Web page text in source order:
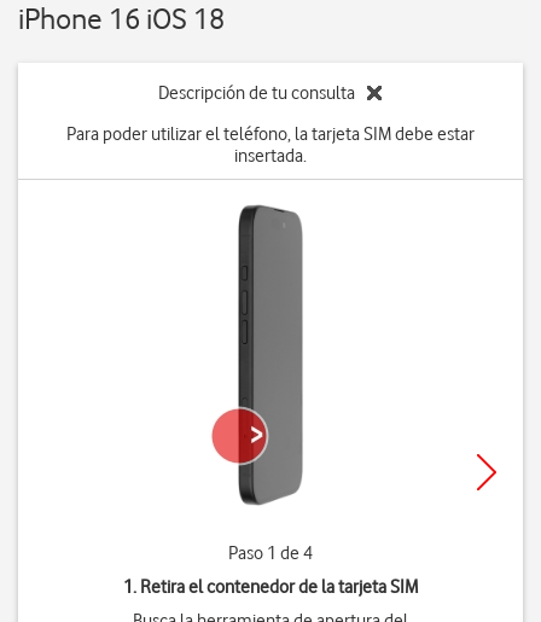
iPhone 16 iOS 18
Descripción de tu consulta
Para poder utilizar el teléfono, la tarjeta SIM debe estar
insertada.
Paso 1 de 4
1. Retira el contenedor de la tarjeta SIM